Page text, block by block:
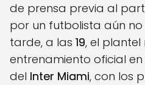
de prensa previa al
por un futbolista aún
tarde, a las 19, el plantel
entrenamiento oficial
del Inter Miami, con los